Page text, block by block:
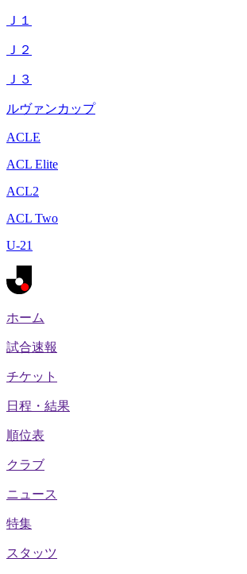
Ｊ１
Ｊ２
Ｊ３
ルヴァンカップ
ACLE
ACL Elite
ACL2
ACL Two
U-21
ホーム
試合速報
チケット
日程・結果
順位表
クラブ
ニュース
特集
スタッツ